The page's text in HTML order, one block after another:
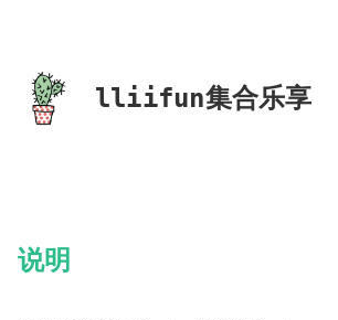
lliifun集合乐享
说明